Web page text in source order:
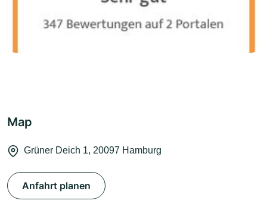
Map
Grüner Deich 1, 20097 Hamburg
Anfahrt planen